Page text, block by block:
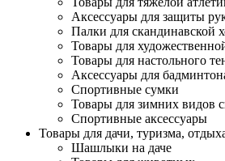
Аксессуары для защиты
Палки для скандинавской
Товары для
Товары для настольного
Аксессуары для
Спортивные сумки
Товары для зимних видов
Спортивные аксессуары
Товары для дачи, туризма,
Шашлыки на даче